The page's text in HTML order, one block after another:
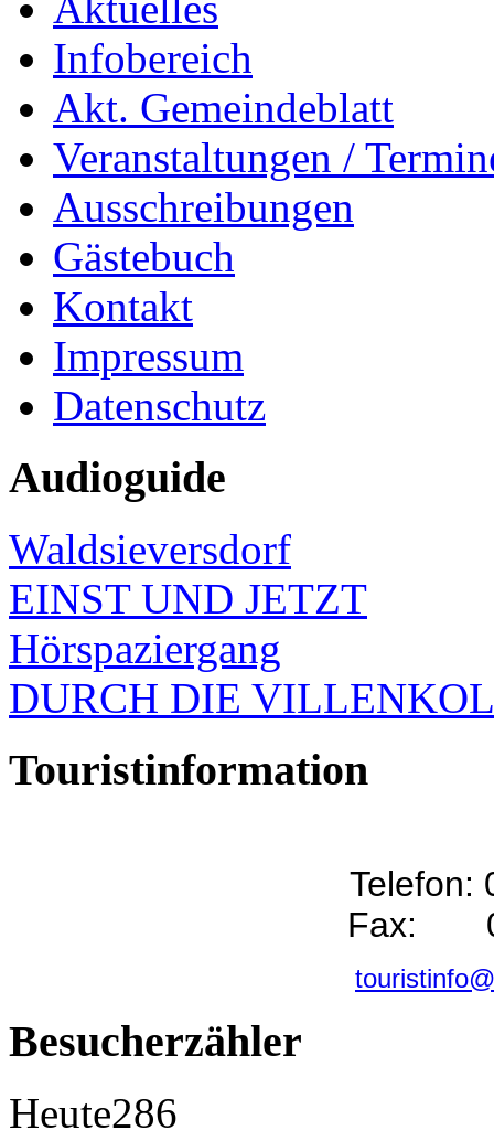
Infobereich
Akt. Gemeindeblatt
Veranstaltungen /
Ausschreibungen
Gästebuch
Kontakt
Impressum
Datenschutz
Audioguide
Waldsieversdorf
EINST UND JETZT
Hörspaziergang
DURCH DIE
Touristinformation
Telefon:
Fax:
Besucherzähler
Heute286